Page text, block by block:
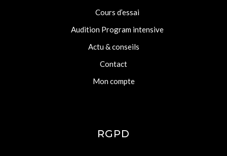
Cours d’essai
Audition Program intensive
Actu & conseils
Contact
Mon compte
RGPD